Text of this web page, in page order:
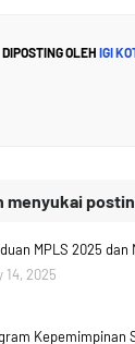
DIPOSTING OLEH IGI
menyukai
MPLS 2025 dan
14, 2025
Kepemimpinan